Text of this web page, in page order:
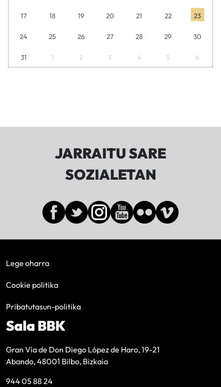
17 18 19 20 21 22 23
24 25 26 27 28 29 30
31 1 2 3 4 5 6
JARRAITU SARE
SOZIALETAN
Lege oharra
Cookie politika
Pribatutasun-politika
Sala BBK
Gran Vía de Don Diego López de Haro, 19-21
Abando, 48001 Bilbo, Bizkaia
944 05 88 24